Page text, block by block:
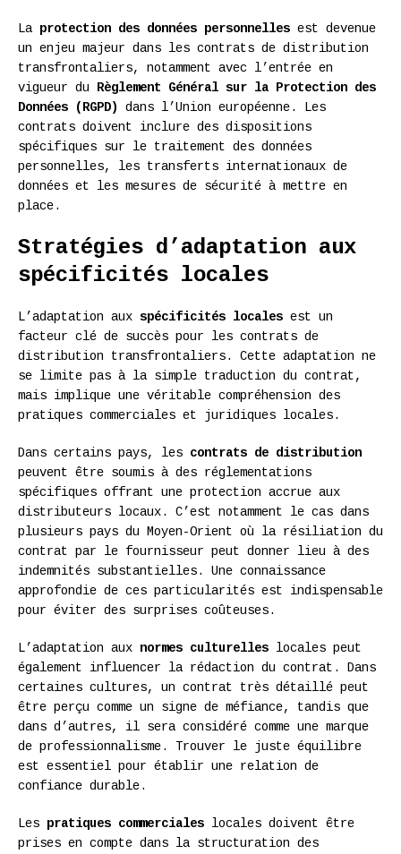
La protection des données personnelles est devenue
un enjeu majeur dans les contrats de distribution
transfrontaliers, notamment avec l’entrée en
vigueur du
Règlement Général sur la Protection des
Données (RGPD)
dans l’Union européenne. Les
contrats doivent inclure des dispositions
spécifiques sur le traitement des données
personnelles, les transferts internationaux de
données et les mesures de sécurité à mettre en
place.
Stratégies d’adaptation aux
spécificités locales
L’adaptation aux spécificités locales est un
facteur clé de succès pour les contrats de
distribution transfrontaliers. Cette adaptation ne
se limite pas à la simple traduction du contrat,
mais implique une véritable compréhension des
pratiques commerciales et juridiques locales.
Dans certains pays, les contrats de distribution
peuvent être soumis à des réglementations
spécifiques offrant une protection accrue aux
distributeurs locaux. C’est notamment le cas dans
plusieurs pays du Moyen-Orient où la résiliation du
contrat par le fournisseur peut donner lieu à des
indemnités substantielles. Une connaissance
approfondie de ces particularités est indispensable
pour éviter des surprises coûteuses.
L’adaptation aux normes culturelles locales peut
également influencer la rédaction du contrat. Dans
certaines cultures, un contrat très détaillé peut
être perçu comme un signe de méfiance, tandis que
dans d’autres, il sera considéré comme une marque
de professionnalisme. Trouver le juste équilibre
est essentiel pour établir une relation de
confiance durable.
Les pratiques commerciales locales doivent être
prises en compte dans la structuration des